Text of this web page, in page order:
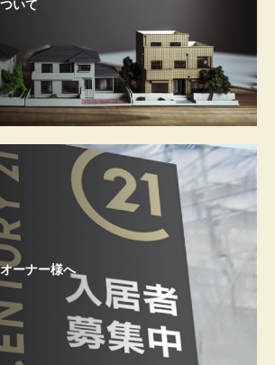
いて
ーナー様へ